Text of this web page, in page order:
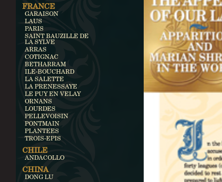
FRANCE
GARAISON
LAUS
PARIS
SAINT BAUZILLE DE
LA SYLVE
ARRAS
COTIGNAC
BETHARRAM
ILE-BOUCHARD
LA SALETTE
LA PRENESSAYE
LE PUY EN VELAY
ORNANS
LOURDES
PELLEVOISIN
PONTMAIN
PLANTEES
TROIS-EPIS
CHILE
ANDACOLLO
CHINA
DONG LU